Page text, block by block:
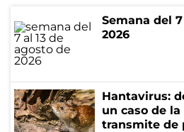
Semana del
2026
Hantavirus:
un caso de
transmite de